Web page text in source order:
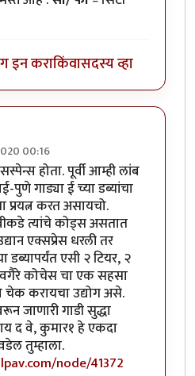
इन कराकिंवासदस्य व्हा
00:16
बघा ..byहेमंतकुमार
होता. पूर्वी आम्ही लांब
पुणे गाड्या ई च्या डब्यांचा
करत असायचो.
त्यांचे कोड्स असतात
एक्सप्रेस धरली तर
डब्यापर्यंत एसी २ टियर, २
वगैरे कोचेस चा एक सहसा
चेक करायचा उद्योग असे.
जाणारी गाडी सुद्धा
द वे, कुमार१ हे एकदा
तुम्हाला.
node/41372